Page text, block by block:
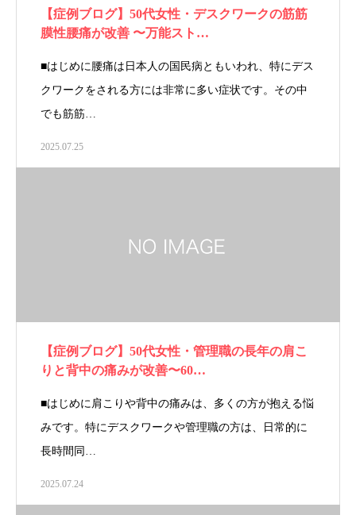
【症例ブログ】50代女性・デスクワークの筋筋
膜性腰痛が改善 〜万能スト…
■はじめに腰痛は日本人の国民病ともいわれ、特にデス
クワークをされる方には非常に多い症状です。その中
でも筋筋…
2025.07.25
【症例ブログ】50代女性・管理職の長年の肩こ
りと背中の痛みが改善〜60…
■はじめに肩こりや背中の痛みは、多くの方が抱える悩
みです。特にデスクワークや管理職の方は、日常的に
長時間同…
2025.07.24